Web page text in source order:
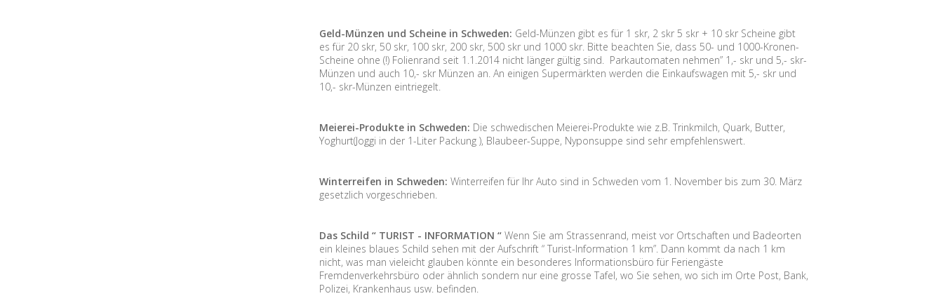
Geld-Münzen und Scheine in Schweden: Geld-Münzen gibt es für 1 skr, 2 skr 5 skr + 10 skr Scheine gibt
es für 20 skr, 50 skr, 100 skr, 200 skr, 500 skr und 1000 skr. Bitte beachten Sie, dass 50- und 1000-Kronen-
Scheine ohne (!) Folienrand seit 1.1.2014 nicht länger gültig sind. Parkautomaten nehmen” 1,- skr und 5,- skr-
Münzen und auch 10,- skr Münzen an. An einigen Supermärkten werden die Einkaufswagen mit 5,- skr und
10,- skr-Münzen eintriegelt.
Meierei-Produkte in Schweden: Die schwedischen Meierei-Produkte wie z.B. Trinkmilch, Quark, Butter,
Yoghurt(Joggi in der 1-Liter Packung ), Blaubeer-Suppe, Nyponsuppe sind sehr empfehlenswert.
Winterreifen in Schweden: Winterreifen für Ihr Auto sind in Schweden vom 1. November bis zum 30. März
gesetzlich vorgeschrieben.
Das Schild “ TURIST - INFORMATION “ Wenn Sie am Strassenrand, meist vor Ortschaften und Badeorten
ein kleines blaues Schild sehen mit der Aufschrift “ Turist-Information 1 km”. Dann kommt da nach 1 km
nicht, was man vieleicht glauben könnte ein besonderes Informationsbüro für Feriengäste
Fremdenverkehrsbüro oder ähnlich sondern nur eine grosse Tafel, wo Sie sehen, wo sich im Orte Post, Bank,
Polizei, Krankenhaus usw. befinden.